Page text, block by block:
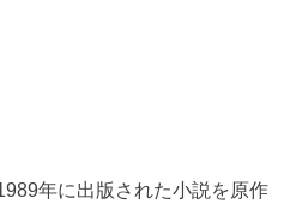
年に出版された小説を原作